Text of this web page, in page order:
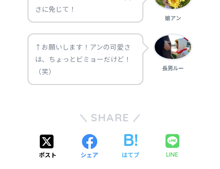
さに免じて！
娘アン
↑お願いします！アンの可愛さ
は、ちょっとビミョーだけど！
（笑）
長男ルー
SHARE
ポスト シェア はてブ LINE